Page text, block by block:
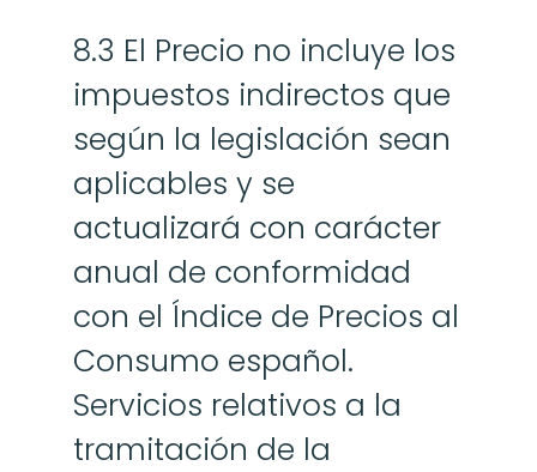
8.3 El Precio no incluye los
impuestos indirectos que
según la legislación sean
aplicables y se
actualizará con carácter
anual de conformidad
con el Índice de Precios al
Consumo español.
Servicios relativos a la
tramitación de la